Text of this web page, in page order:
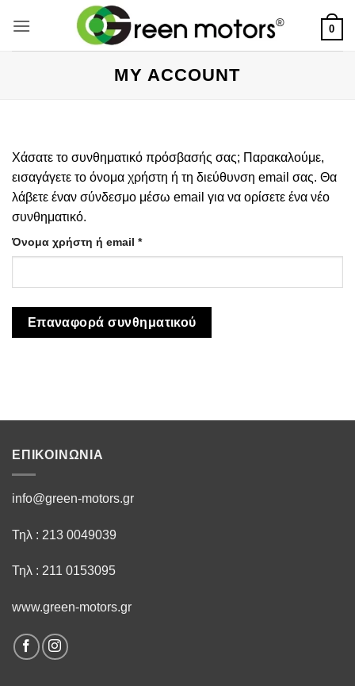
στο
περιεχόμενο
0
MY ACCOUNT
Χάσατε το συνθηματικό πρόσβασής σας; Παρακαλούμε,
εισαγάγετε το όνομα χρήστη ή τη διεύθυνση email σας. Θα
λάβετε έναν σύνδεσμο μέσω email για να ορίσετε ένα νέο
συνθηματικό.
Όνομα χρήστη ή email *Απαιτείται
Επαναφορά συνθηματικού
ΕΠΙΚΟΙΝΩΝΙΑ
info@green-motors.gr
Τηλ : 213 0049039
Τηλ : 211 0153095
www.green-motors.gr